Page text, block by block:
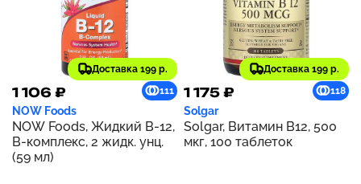
Доставка 199 р.
1 106 ₽ 111
NOW Foods
NOW Foods, Жидкий B-12,
B-комплекс, 2 жидк. унц.
(59 мл)
Доставка 199 р.
1 175 ₽ 118
Solgar
Solgar, Витамин В12, 500
мкг, 100 таблеток